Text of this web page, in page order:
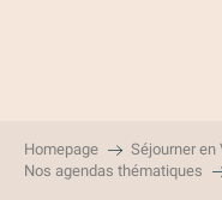
Homepage
Séjourner en
Nos agendas thématiques